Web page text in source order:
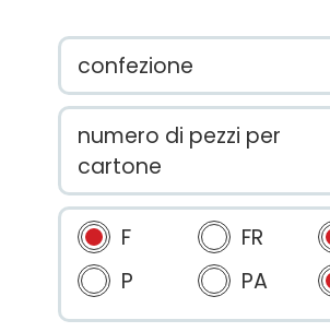
confezione
numero di pezzi per
cartone
F FR
P
PA